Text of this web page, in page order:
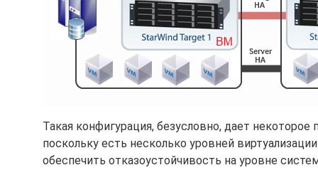
Такая конфигурация, безусловно, дает
поскольку есть несколько уровней
обеспечить отказоустойчивость на уровне